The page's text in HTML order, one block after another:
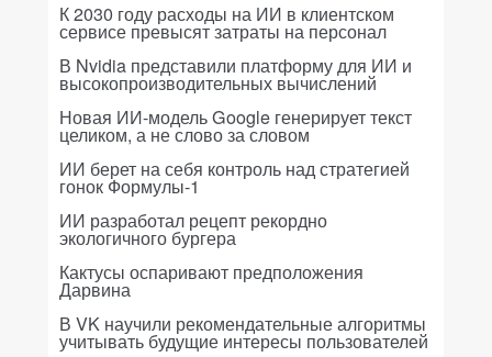
К 2030 году расходы на ИИ в клиентском
сервисе превысят затраты на персонал
В Nvidia представили платформу для ИИ и
высокопроизводительных вычислений
Новая ИИ-модель Google генерирует текст
целиком, а не слово за словом
ИИ берет на себя контроль над стратегией
гонок Формулы-1
ИИ разработал рецепт рекордно
экологичного бургера
Кактусы оспаривают предположения
Дарвина
В VK научили рекомендательные алгоритмы
учитывать будущие интересы пользователей